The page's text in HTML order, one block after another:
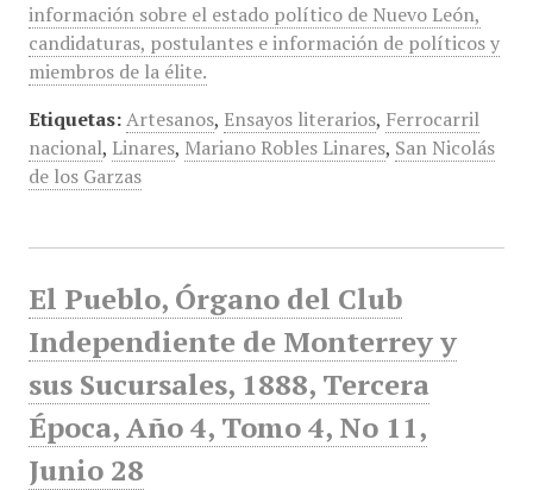
información sobre el estado político de Nuevo León,
candidaturas, postulantes e información de políticos y
miembros de la élite.
Etiquetas: Artesanos, Ensayos literarios, Ferrocarril
nacional, Linares, Mariano Robles Linares, San Nicolás
de los Garzas
El Pueblo, Órgano del Club
Independiente de Monterrey y
sus Sucursales, 1888, Tercera
Época, Año 4, Tomo 4, No 11,
Junio 28